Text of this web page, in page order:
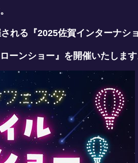
れる『2025佐賀インターナシ
ーンショー』を開催いたします